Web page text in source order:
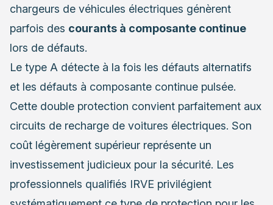
chargeurs de véhicules électriques génèrent
parfois des courants à composante continue
lors de défauts.
Le type A détecte à la fois les défauts alternatifs
et les défauts à composante continue pulsée.
Cette double protection convient parfaitement aux
circuits de recharge de voitures électriques. Son
coût légèrement supérieur représente un
investissement judicieux pour la sécurité. Les
professionnels qualifiés IRVE privilégient